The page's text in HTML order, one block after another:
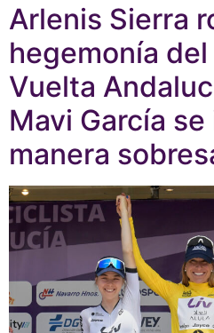
Arlenis Sierra
hegemonía
Vuelta
Mavi García
manera